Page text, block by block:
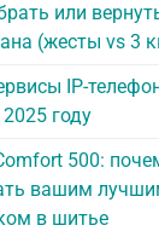
или
(жесты vs 3
IP-
году
500:
вашим
в шитье